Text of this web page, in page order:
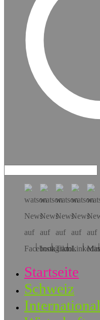
Startseite
Schweiz
International